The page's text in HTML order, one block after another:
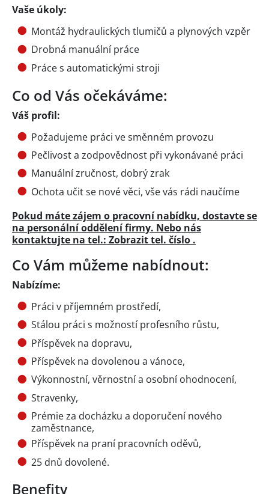
Vaše úkoly:
Montáž hydraulických tlumičů a plynových vzpěr
Drobná manuální práce
Práce s automatickými stroji
Co od Vás očekáváme:
Váš profil:
Požadujeme práci ve směnném provozu
Pečlivost a zodpovědnost při vykonávané práci
Manuální zručnost, dobrý zrak
Ochota učit se nové věci, vše vás rádi naučíme
Pokud máte zájem o pracovní nabídku, dostavte se
na personální oddělení firmy. Nebo nás
kontaktujte na tel.: Zobrazit tel. číslo .
Co Vám můžeme nabídnout:
Nabízíme:
Práci v příjemném prostředí,
Stálou práci s možností profesního růstu,
Příspěvek na dopravu,
Příspěvek na dovolenou a vánoce,
Výkonnostní, věrnostní a osobní ohodnocení,
Stravenky,
Prémie za docházku a doporučení nového
zaměstnance,
Příspěvek na praní pracovních oděvů,
25 dnů dovolené.
Benefity